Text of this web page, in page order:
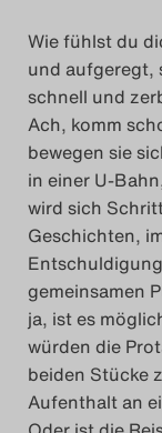
Wie fühlst du
und aufgeregt,
schnell und
Ach, komm
bewegen sie
in einer U-
wird sich
Geschichten,
gemeinsamen
ja, ist es
würden die
beiden Stücke
Aufenthalt an